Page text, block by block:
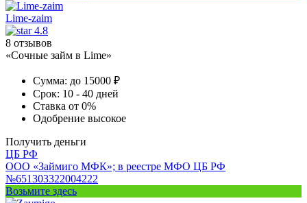
Lime-zaim
4.8
8 отзывов
«Сочные займ в Lime»
Сумма: до 15000 ₽
Срок: 10 - 40 дней
Ставка от 0%
Одобрение высокое
Получить деньги
ЦБ РФ
ООО «Займиго МФК»; в реестре МФО ЦБ РФ
№651303322004222
Возьмите здесь